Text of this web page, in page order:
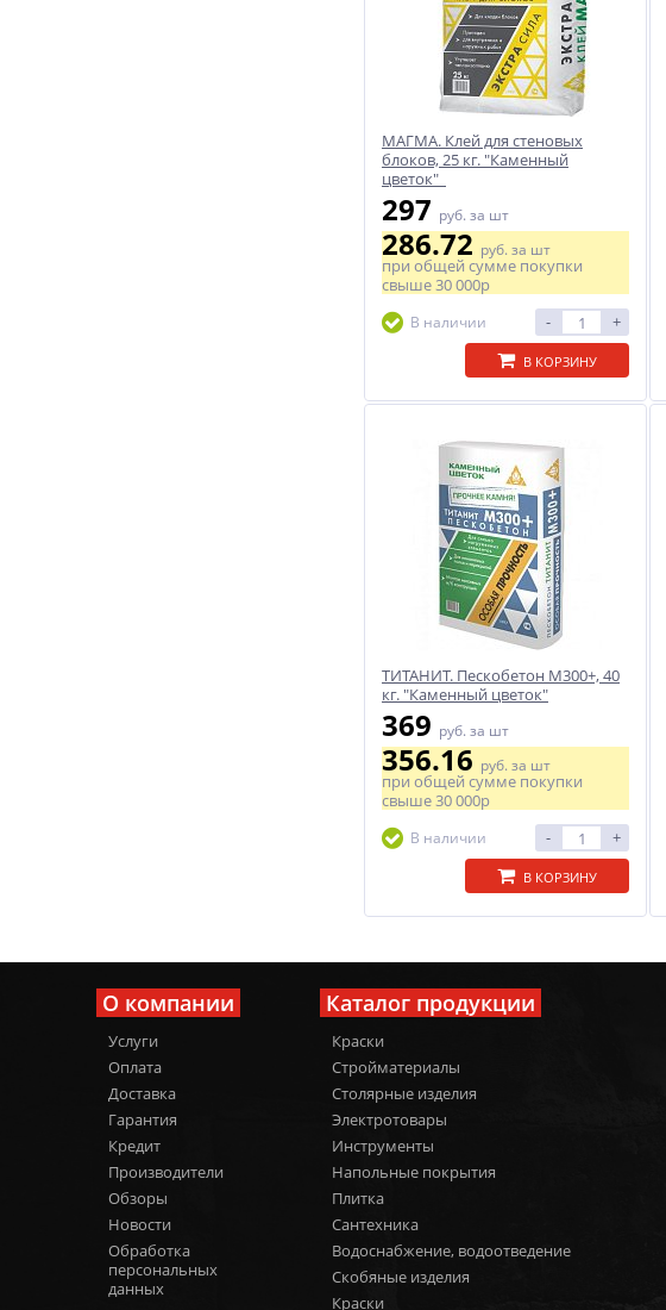
МАГМА. Клей для стеновых
блоков, 25 кг. "Каменный
цветок"
297 руб. за шт
286.72руб. за шт
при общей сумме покупки
свыше30 000р
В наличии - +
В КОРЗИНУ
ТИТАНИТ. Пескобетон М300+, 40
кг. "Каменный цветок"
369 руб. за шт
356.16руб. за шт
при общей сумме покупки
свыше30 000р
В наличии - +
В КОРЗИНУ
О компании
Услуги
Оплата
Доставка
Гарантия
Кредит
Производители
Обзоры
Новости
Обработка
персональных
данных
Каталог продукции
Краски
Стройматериалы
Столярные изделия
Электротовары
Инструменты
Напольные покрытия
Плитка
Сантехника
Водоснабжение, водоотведение
Скобяные изделия
Краски